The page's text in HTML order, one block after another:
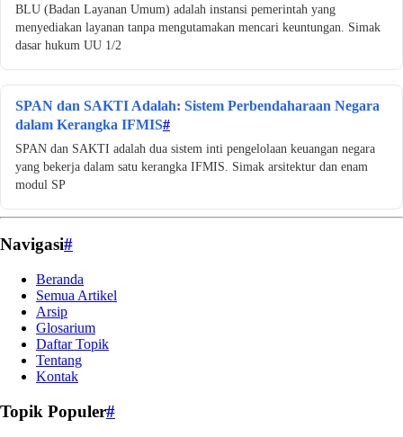
BLU (Badan Layanan Umum) adalah instansi pemerintah yang
menyediakan layanan tanpa mengutamakan mencari keuntungan. Simak
dasar hukum UU 1/2
SPAN dan SAKTI Adalah: Sistem Perbendaharaan Negara
dalam Kerangka IFMIS#
SPAN dan SAKTI adalah dua sistem inti pengelolaan keuangan negara
yang bekerja dalam satu kerangka IFMIS. Simak arsitektur dan enam
modul SP
Navigasi#
Beranda
Semua Artikel
Arsip
Glosarium
Daftar Topik
Tentang
Kontak
Topik Populer#